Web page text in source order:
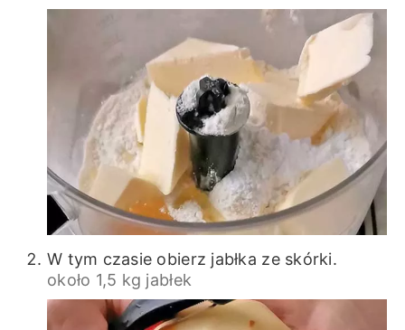
W tym czasie obierz jabłka ze skórki.
około 1,5 kg jabłek